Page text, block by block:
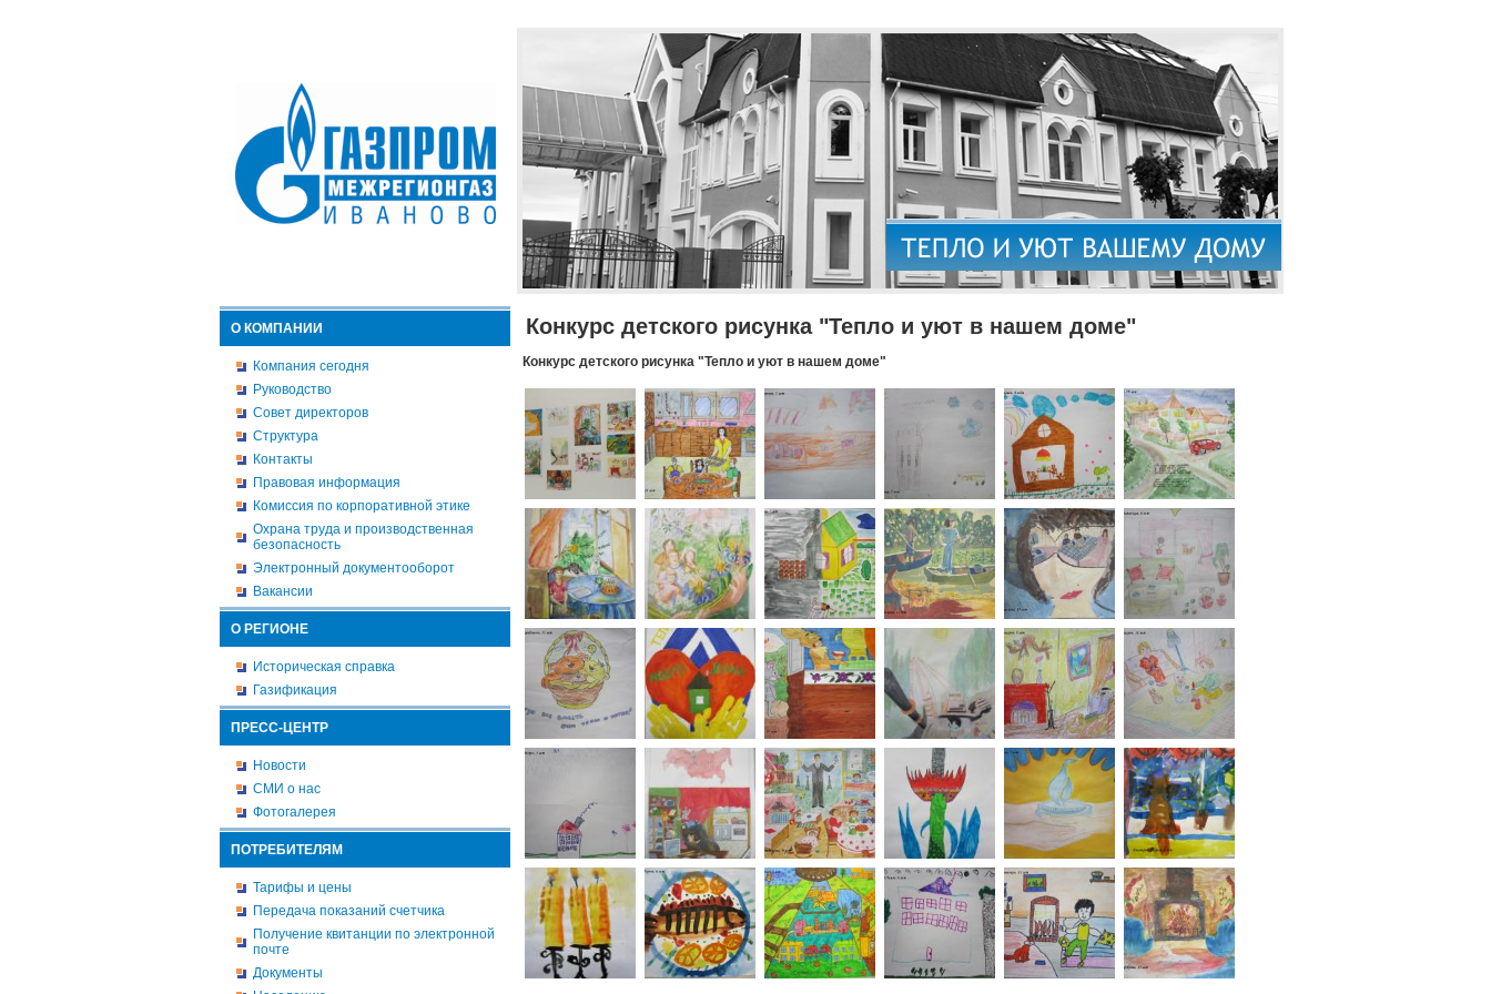
О КОМПАНИИ
Компания сегодня
Руководство
Совет директоров
Структура
Контакты
Правовая информация
Комиссия по корпоративной этике
Охрана труда и производственная
безопасность
Электронный документооборот
Вакансии
О РЕГИОНЕ
Историческая справка
Газификация
ПРЕСС-ЦЕНТР
Новости
СМИ о нас
Фотогалерея
ПОТРЕБИТЕЛЯМ
Тарифы и цены
Передача показаний счетчика
Получение квитанции по электронной
почте
Документы
Конкурс детского рисунка "Тепло и уют в нашем доме"
Конкурс детского рисунка "Тепло и уют в нашем доме"